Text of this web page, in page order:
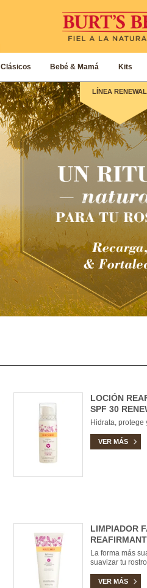
Clásicos Bebé & Mamá Kits
LÍNEA RENEWAL
LOCIÓN
SPF 30
Hidrata, protege
VER MÁS
LIMPIADOR
La forma más
suavizar tu rostro
VER MÁS